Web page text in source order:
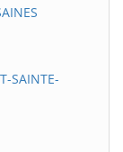
SAINTE-